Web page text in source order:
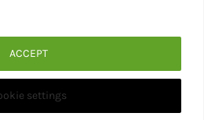
settings
ACCEPT
• All Rights Reserved •